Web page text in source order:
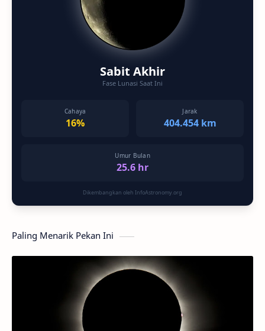
Sabit Akhir
Fase Lunasi Saat Ini
Cahaya
16%
Jarak
404.454 km
Umur Bulan
25.6 hr
Dikembangkan oleh InfoAstronomy.org
Paling Menarik Pekan Ini